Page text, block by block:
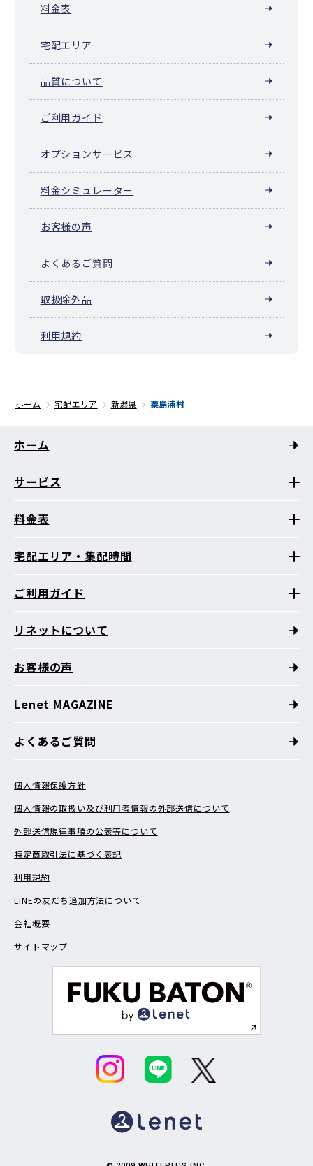
料金表
宅配エリア
品質について
ご利用ガイド
オプションサービス
料金シミュレーター
お客様の声
よくあるご質問
取扱除外品
利用規約
ホーム 宅配エリア 新潟県 粟島浦村
ホーム
サービス
料金表
宅配エリア・集配時間
ご利用ガイド
リネットについて
お客様の声
Lenet MAGAZINE
よくあるご質問
個人情報保護方針
個人情報の取扱い及び利用者情報の外部送信について
外部送信規律事項の公表等について
特定商取引法に基づく表記
利用規約
LINEの友だち追加方法について
会社概要
サイトマップ